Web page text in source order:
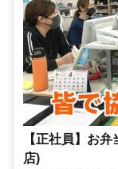
【正社員】お
店)